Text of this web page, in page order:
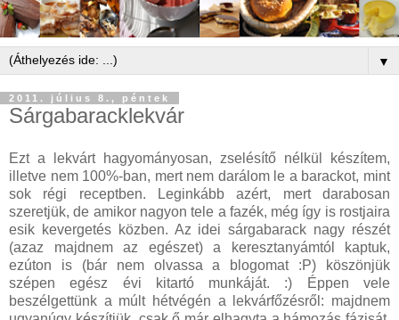
▼
2011. július 8., péntek
Sárgabaracklekvár
Ezt a lekvárt hagyományosan, zselésítő nélkül készítem,
illetve nem 100%-ban, mert nem darálom le a barackot, mint
sok régi receptben. Leginkább azért, mert darabosan
szeretjük, de amikor nagyon tele a fazék, még így is rostjaira
esik kevergetés közben. Az idei sárgabarack nagy részét
(azaz majdnem az egészet) a keresztanyámtól kaptuk,
ezúton is (bár nem olvassa a blogomat :P) köszönjük
szépen egész évi kitartó munkáját. :) Éppen vele
beszélgettünk a múlt hétvégén a lekvárfőzésről: majdnem